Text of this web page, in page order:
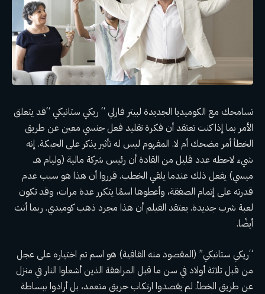
تسامحك مع الكوميديا ​​الجديدة لبيتر فارلي “ ريكي ستانيكي “قد يتعلق
الأمر بما إذا كنت تعتقد أن فكرة تقليد فعل جنسي معين عن طريق
الخطأ أمر مضحك أم لا. المفهوم ليس له تأثير يذكر على الحبكة. إنه
شيء لاحظه عدد قليل من القادة أن رئيس شركة مالية (وليام هـ.
ميسي) يفعل ذلك عندما يلقي الخطب. قرروا أن هذا هو سبب عدم
قدرته على إتمام الصفقة، وأعطوها اسمًا يتكرر عدة مرات، وقد تكون
لعبة شرب جديدة. يعتقد الفيلم أن هذا مجرد ذهب كوميدي. ربما أنت
أيضًا.
“ريكي ستانيكي” (المقصود منه القافية) هو اسم تم اختياره على عجل
من قبل ثلاثة أولاد في سن ما قبل المراهقة الذين أشعلوا النار في منزل
عن طريق الخطأ. لم يقصدوا ارتكاب حريق متعمد، بل أرادوا ببساطة